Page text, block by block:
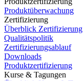
Produktüberwachung
Zertifizierung
Überblick Zertifizierung
Qualitätspolitik
Zertifizierungsablauf
Downloads
Produktzertifizierung
Kurse & Tagungen